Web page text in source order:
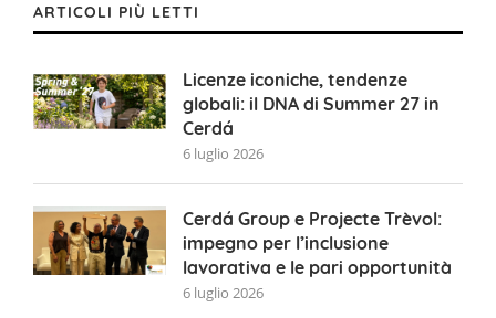
ARTICOLI PIÙ LETTI
Licenze iconiche, tendenze
globali: il DNA di Summer 27 in
Cerdá
6 luglio 2026
Cerdá Group e Projecte Trèvol:
impegno per l’inclusione
lavorativa e le pari opportunità
6 luglio 2026